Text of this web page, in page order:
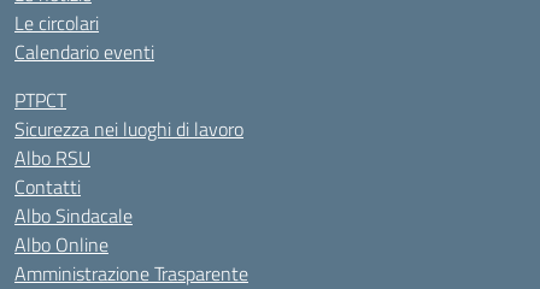
Le circolari
Calendario eventi
PTPCT
Sicurezza nei luoghi di lavoro
Albo RSU
Contatti
Albo Sindacale
Albo Online
Amministrazione Trasparente